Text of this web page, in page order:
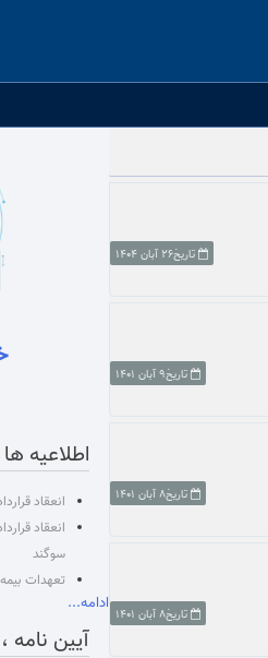
تاریخ۲۶ آبان ۱۴۰۴
تاریخ۹ آبان ۱۴۰۱
تاریخ۸ آبان ۱۴۰۱
تاریخ۸ آبان ۱۴۰۱
اطلاعیه ها
انعقاد
انعقاد
سوگند
تعهدات بیمه
ادامه...
آیین نامه